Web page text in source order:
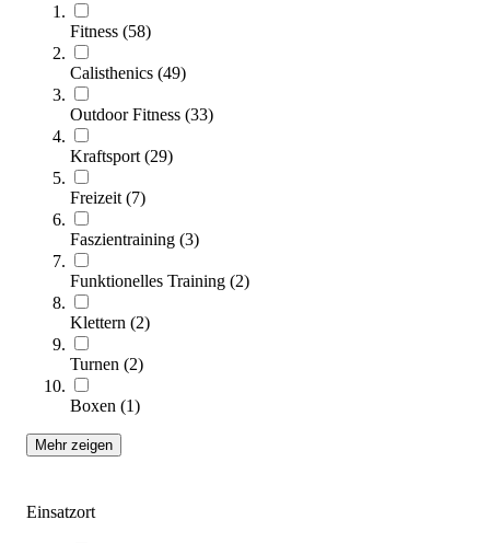
Fitness (58)
Calisthenics (49)
Outdoor Fitness (33)
Kraftsport (29)
Freizeit (7)
Faszientraining (3)
Funktionelles Training (2)
Klettern (2)
Turnen (2)
Boxen (1)
Mehr zeigen
Einsatzort
4FCIRCLE® Calisthenics-Cross-Over
24.490,00 €
Zum Produkt
Längere Lieferzeit
4FCIRCLE® Calisthenics-Line lang